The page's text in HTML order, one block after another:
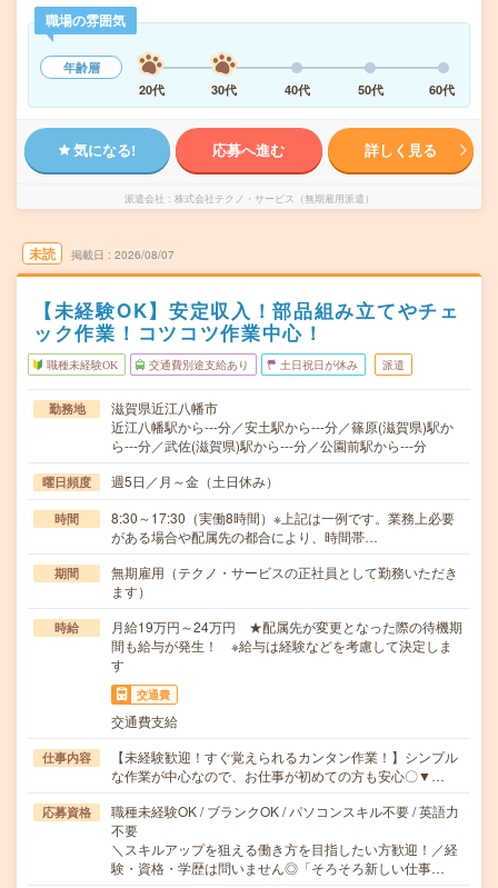
職場の雰囲気
年齢層
20代
30代 40代 50代 60代
気になる! 応募へ進む 詳しく見る
派遣会社 株式会社テクノ・サービス（無期雇用派遣）
未読 掲載日 2026/08/07
【未経験OK】安定収入！部品組み立てやチェ
ック作業！コツコツ作業中心！
職種未経験OK 交通費別途支給あり 土日祝日が休み 派遣
勤務地
滋賀県近江八幡市
近江八幡駅から---分／安土駅から---分／篠原(滋賀県)駅か
ら---分／武佐(滋賀県)駅から---分／公園前駅から---分
曜日頻度 週5日／月～金（土日休み）
時間
8:30～17:30（実働8時間）※上記は一例です。業務上必要
がある場合や配属先の都合により、時間帯…
期間
無期雇用（テクノ・サービスの正社員として勤務いただき
ます）
時給
月給19万円～24万円 ★配属先が変更となった際の待機期
間も給与が発生！ ※給与は経験などを考慮して決定しま
す
交通費
交通費支給
仕事内容
【未経験歓迎！すぐ覚えられるカンタン作業！】シンプル
な作業が中心なので、お仕事が初めての方も安心〇▼…
応募資格
職種未経験OK / ブランクOK / パソコンスキル不要 / 英語力
不要
＼スキルアップを狙える働き方を目指したい方歓迎！／経
験・資格・学歴は問いません◎「そろそろ新しい仕事…